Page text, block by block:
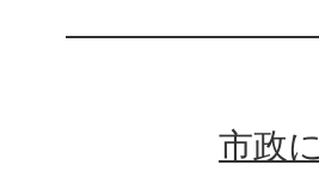
市政